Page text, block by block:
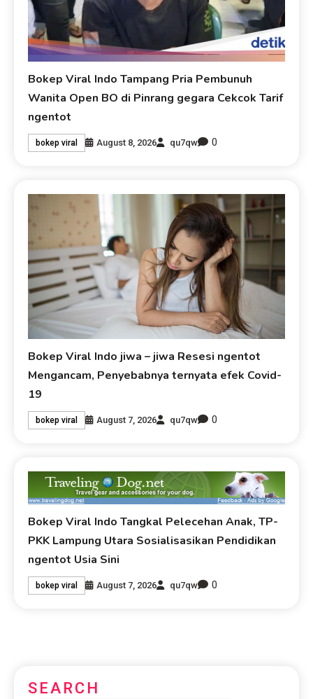
Bokep Viral Indo Tampang Pria Pembunuh
Wanita Open BO di Pinrang gegara Cekcok Tarif
ngentot
bokep viral August 8, 2026 qu7qw 0
Bokep Viral Indo jiwa – jiwa Resesi ngentot
Mengancam, Penyebabnya ternyata efek Covid-
19
bokep viral August 7, 2026 qu7qw 0
Bokep Viral Indo Tangkal Pelecehan Anak, TP-
PKK Lampung Utara Sosialisasikan Pendidikan
ngentot Usia Sini
bokep viral August 7, 2026 qu7qw 0
SEARCH